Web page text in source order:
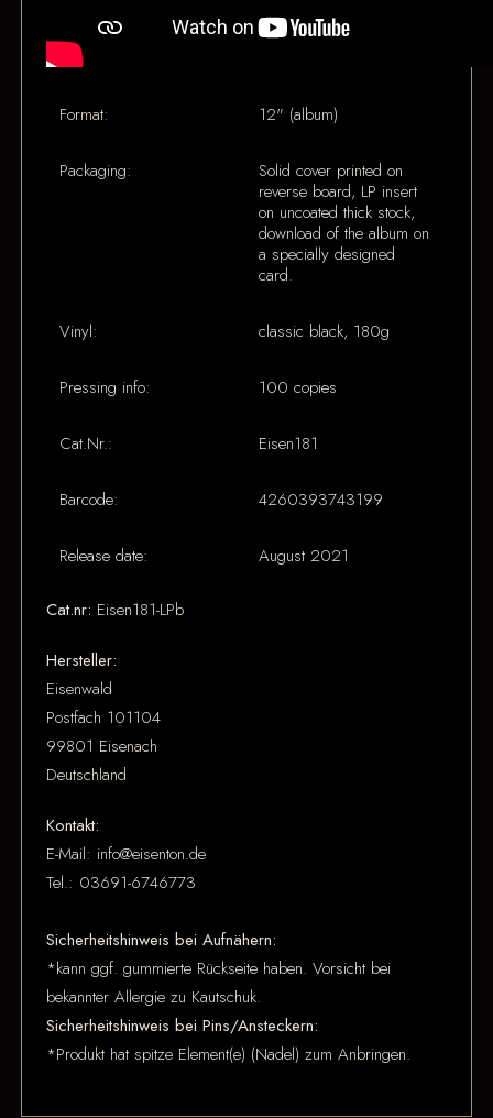
Format: 12" (album)
Packaging:
Solid cover printed on
reverse board, LP insert
on uncoated thick stock,
download of the album on
a specially designed
card.
Vinyl: classic black, 180g
Pressing info: 100 copies
Cat.Nr.: Eisen181
Barcode: 4260393743199
Release date: August 2021
Cat.nr: Eisen181-LPb
Hersteller:
Eisenwald
Postfach 101104
99801 Eisenach
Deutschland
Kontakt:
E-Mail: info@eisenton.de
Tel.: 03691-6746773
Sicherheitshinweis bei Aufnähern:
*kann ggf. gummierte Rückseite haben. Vorsicht bei
bekannter Allergie zu Kautschuk.
Sicherheitshinweis bei Pins/Ansteckern:
*Produkt hat spitze Element(e) (Nadel) zum Anbringen.